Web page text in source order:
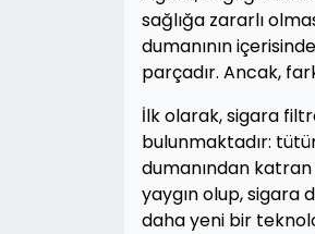
sağlığa zararlı
dumanının
parçadır. Ancak,
İlk olarak, sigara
bulunmaktadır:
dumanından
yaygın olup, sigara
daha yeni bir